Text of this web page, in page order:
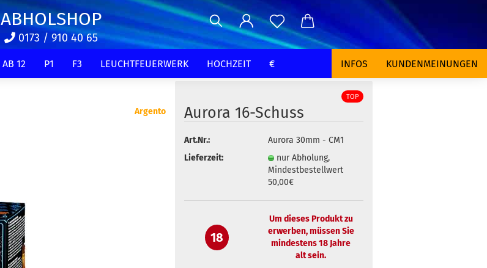
ABHOLSHOP
0173 / 910 40 65
AB 12 P1 F3 LEUCHTFEUERWERK HOCHZEIT € INFOS KUNDENMEINUNGEN
Argento
TOP
Aurora 16-Schuss
Art.Nr.:
Aurora 30mm - CM1
Lieferzeit:
nur Abholung,
Mindestbestellwert
50,00€
18
Um dieses Produkt zu
erwerben, müssen Sie
mindestens 18 Jahre
alt sein.